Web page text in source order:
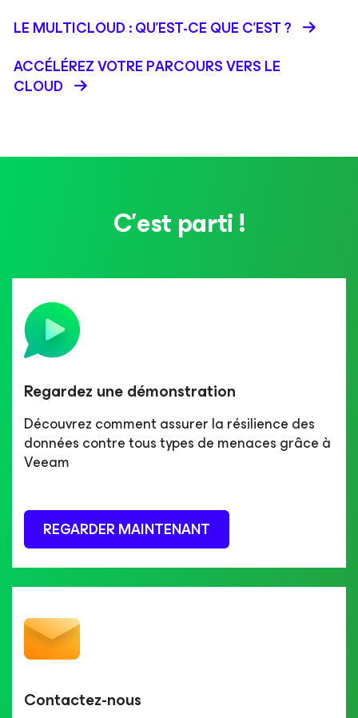
LE MULTICLOUD : QU'EST-CE QUE C'EST ?
ACCÉLÉREZ VOTRE PARCOURS VERS LE
CLOUD
C'est parti !
Regardez une démonstration
Découvrez comment assurer la résilience des
données contre tous types de menaces grâce à
Veeam
REGARDER MAINTENANT
Contactez-nous